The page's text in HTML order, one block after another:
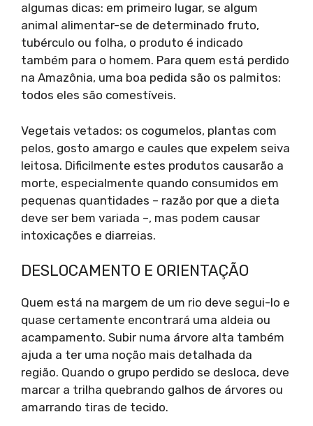
algumas dicas: em primeiro lugar, se algum
animal alimentar-se de determinado fruto,
tubérculo ou folha, o produto é indicado
também para o homem. Para quem está perdido
na Amazônia, uma boa pedida são os palmitos:
todos eles são comestíveis.
Vegetais vetados: os cogumelos, plantas com
pelos, gosto amargo e caules que expelem seiva
leitosa. Dificilmente estes produtos causarão a
morte, especialmente quando consumidos em
pequenas quantidades – razão por que a dieta
deve ser bem variada –, mas podem causar
intoxicações e diarreias.
DESLOCAMENTO E ORIENTAÇÃO
Quem está na margem de um rio deve segui-lo e
quase certamente encontrará uma aldeia ou
acampamento. Subir numa árvore alta também
ajuda a ter uma noção mais detalhada da
região. Quando o grupo perdido se desloca, deve
marcar a trilha quebrando galhos de árvores ou
amarrando tiras de tecido.